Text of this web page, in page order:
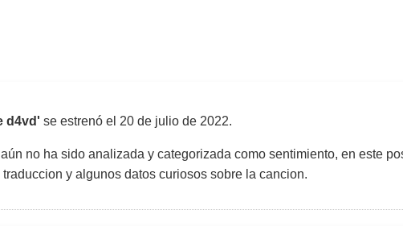
d4vd' se estrenó el 20 de julio de 2022.
no ha sido analizada y categorizada como sentimiento, en este
y algunos datos curiosos sobre la cancion.